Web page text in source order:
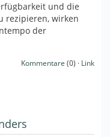
und die
rezipieren, wirken
der
Kommentare (0) · Link